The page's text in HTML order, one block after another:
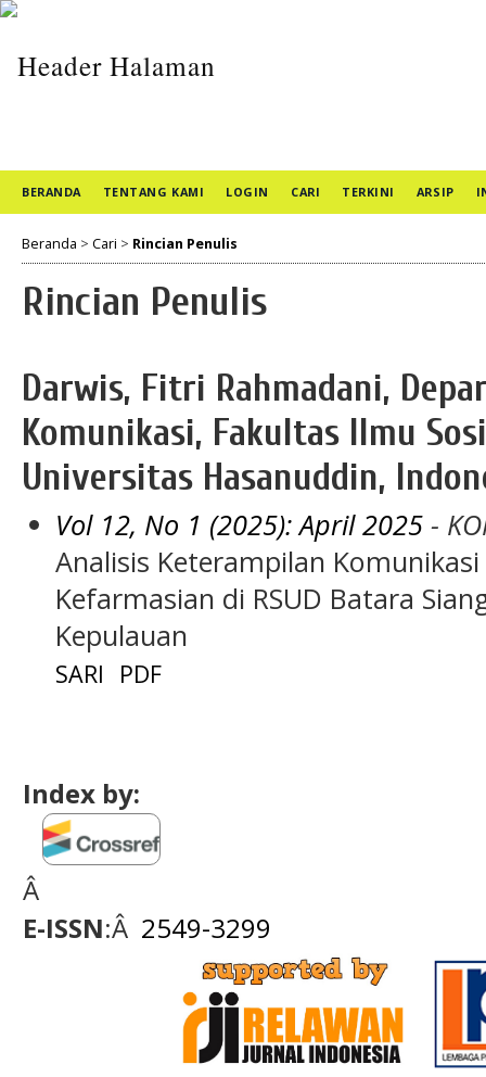
BERANDA TENTANG KAMI LOGIN CARI TERKINI ARSIP
Beranda > Cari > Rincian Penulis
Rincian Penulis
Darwis, Fitri Rahmadani,
Komunikasi, Fakultas Ilmu
Universitas Hasanuddin,
Vol 12, No 1 (2025): April 2025 -
Analisis Keterampilan
Kefarmasian di RSUD Batara
Kepulauan
SARI PDF
Index by:
Â
E-ISSN:Â 2549-3299